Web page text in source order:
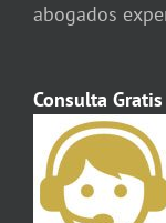
abogados
Consulta